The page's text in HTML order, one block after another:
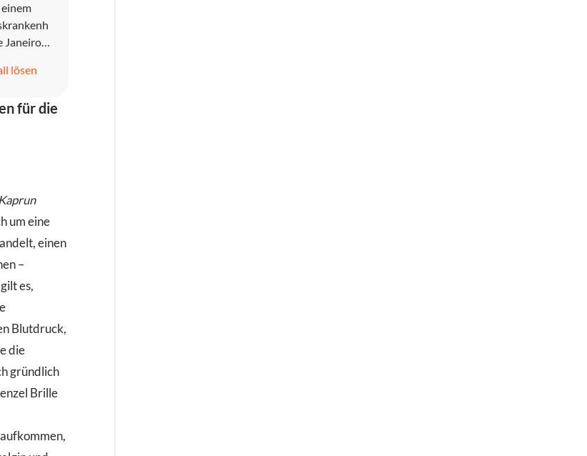
Janeiro
dem
lösen
für die
um eine
einen
–
es,
Blutdruck,
die
gründlich
Brille